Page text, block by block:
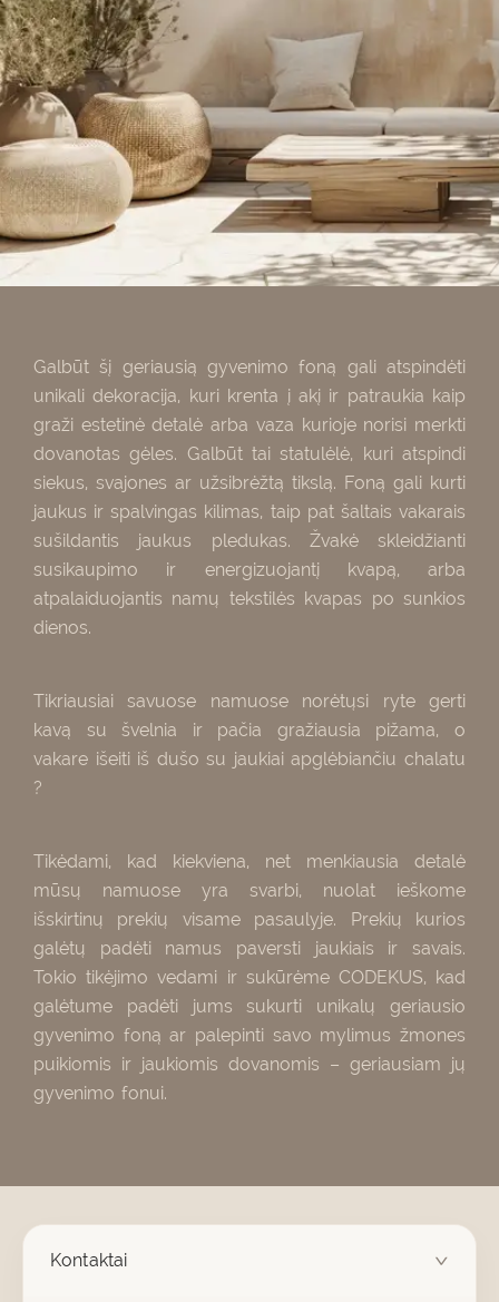
Galbūt šį geriausią gyvenimo foną gali atspindėti
unikali dekoracija, kuri krenta į akį ir patraukia kaip
graži estetinė detalė arba vaza kurioje norisi merkti
dovanotas gėles. Galbūt tai statulėlė, kuri atspindi
siekus, svajones ar užsibrėžtą tikslą. Foną gali kurti
jaukus ir spalvingas kilimas, taip pat šaltais vakarais
sušildantis jaukus pledukas. Žvakė skleidžianti
susikaupimo ir energizuojantį kvapą, arba
atpalaiduojantis namų tekstilės kvapas po sunkios
dienos.
Tikriausiai savuose namuose norėtųsi ryte gerti
kavą su švelnia ir pačia gražiausia pižama, o
vakare išeiti iš dušo su jaukiai apglėbiančiu chalatu
?
Tikėdami, kad kiekviena, net menkiausia detalė
mūsų namuose yra svarbi, nuolat ieškome
išskirtinų prekių visame pasaulyje. Prekių kurios
galėtų padėti namus paversti jaukiais ir savais.
Tokio tikėjimo vedami ir sukūrėme CODEKUS, kad
galėtume padėti jums sukurti unikalų geriausio
gyvenimo foną ar palepinti savo mylimus žmones
puikiomis ir jaukiomis dovanomis – geriausiam jų
gyvenimo fonui.
Kontaktai